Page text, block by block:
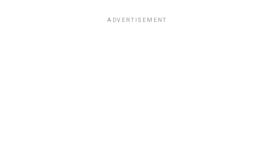
ADVERTISEMENT